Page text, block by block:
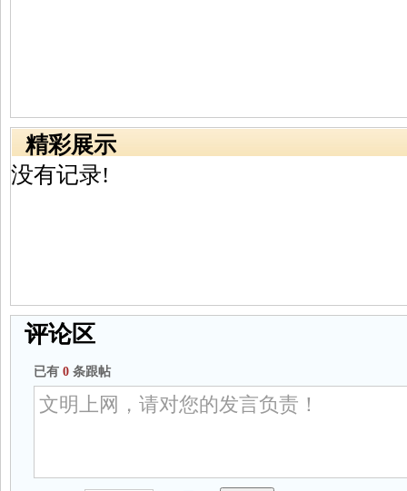
精彩展示
没有记录!
评论区
已有 0 条跟帖